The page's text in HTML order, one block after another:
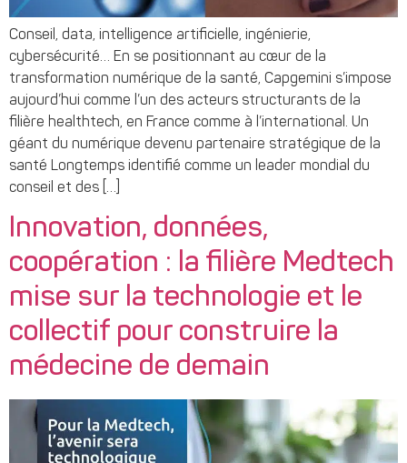
Conseil, data, intelligence artificielle, ingénierie,
cybersécurité… En se positionnant au cœur de la
transformation numérique de la santé, Capgemini s’impose
aujourd’hui comme l’un des acteurs structurants de la
filière healthtech, en France comme à l’international. Un
géant du numérique devenu partenaire stratégique de la
santé Longtemps identifié comme un leader mondial du
conseil et des […]
Innovation, données,
coopération : la filière Medtech
mise sur la technologie et le
collectif pour construire la
médecine de demain